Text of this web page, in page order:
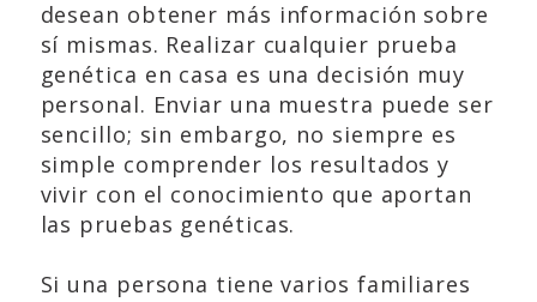
desean obtener más información sobre
sí mismas. Realizar cualquier prueba
genética en casa es una decisión muy
personal. Enviar una muestra puede ser
sencillo; sin embargo, no siempre es
simple comprender los resultados y
vivir con el conocimiento que aportan
las pruebas genéticas.
Si una persona tiene varios familiares